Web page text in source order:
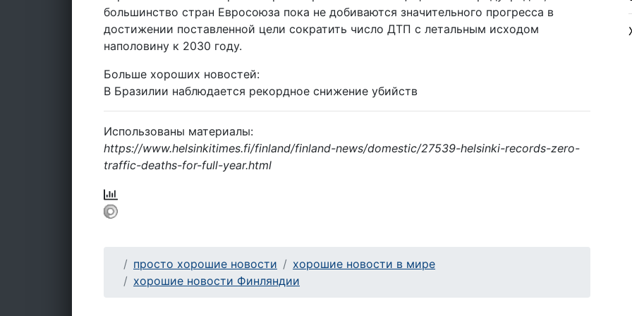
большинство стран Евросоюза пока не добиваются значительного прогресса в
достижении поставленной цели сократить число ДТП с летальным исходом
наполовину к 2030 году.
Больше хороших новостей:
В Бразилии наблюдается рекордное снижение убийств
Использованы материалы:
https://www.helsinkitimes.fi/finland/finland-news/domestic/27539-helsinki-records-zero-
traffic-deaths-for-full-year.html
просто хорошие новости
хорошие новости в мире
хорошие новости Финляндии